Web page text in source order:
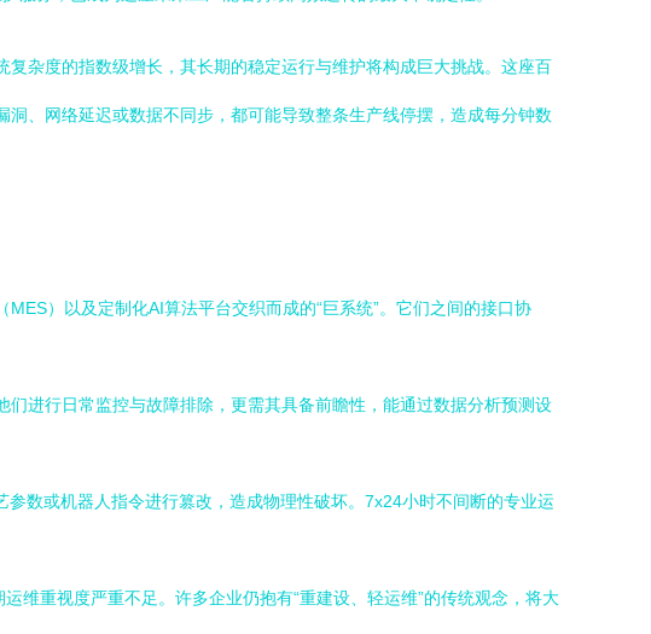
杂度的指数级增长，其长期的稳定运行与维护将构成巨大挑战。这座百
、网络延迟或数据不同步，都可能导致整条生产线停摆，造成每分钟数
）以及定制化AI算法平台交织而成的“巨系统”。它们之间的接口协
进行日常监控与故障排除，更需其具备前瞻性，能通过数据分析预测设
数或机器人指令进行篡改，造成物理性破坏。7x24小时不间断的专业运
维重视度严重不足。许多企业仍抱有“重建设、轻运维”的传统观念，将大